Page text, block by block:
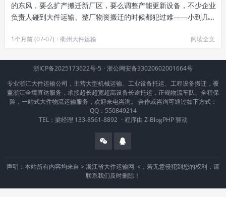
的东风，要么扩产搬迁新厂区，要么调整产能更新设备，不少企业
负责人碰到大件运输、整厂物资搬迁的时候都犯过难——小到几吨
1个月前 (07-07) · 衢州大件运输 阅读全文
浙ICP备2025173622号-5 · 浙公网安备33020602001664号
专业浙江大件运输公司，主营大型机械运输、工业设备托运、工程设备搬迁，覆
盖浙江全境直达服务，承接超长超宽超高设备长途托运，正规物流车队、全程保
险，一站式大件物流运输服务，欢迎来电咨询。 合作或咨询可通过如下方式：
QQ：550849214
TEL：梁经理 133-8561-8892 · 程序由 Z-BlogPHP驱动
声明：本站所有内容均来自 > 浙江省大件运输网 <，若无意侵犯到您的权利，请
联系我们及时删除！